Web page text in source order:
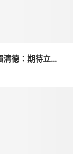
德：期待立...